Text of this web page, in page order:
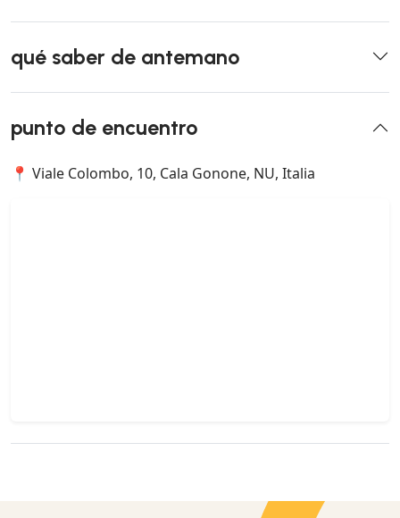
qué saber de antemano
punto de encuentro
📍 Viale Colombo, 10, Cala Gonone, NU, Italia